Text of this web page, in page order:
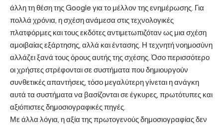
άλλη τη θέση της Google για το μέλλον της ενημέρωσης. Για
πολλά χρόνια, η σχέση ανάμεσα στις τεχνολογικές
πλατφόρμες και τους εκδότες αντιμετωπιζόταν ως μια σχέση
αμοιβαίας εξάρτησης, αλλά και έντασης. Η τεχνητή νοημοσύνη
αλλάζει ξανά τους όρους αυτής της σχέσης. Όσο περισσότερο
οι χρήστες στρέφονται σε συστήματα που δημιουργούν
συνθετικές απαντήσεις, τόσο μεγαλύτερη γίνεται η ανάγκη
αυτά τα συστήματα να βασίζονται σε έγκυρες, πρωτότυπες και
αξιόπιστες δημοσιογραφικές πηγές.
Με άλλα λόγια, η αξία της πρωτογενούς δημοσιογραφίας δεν